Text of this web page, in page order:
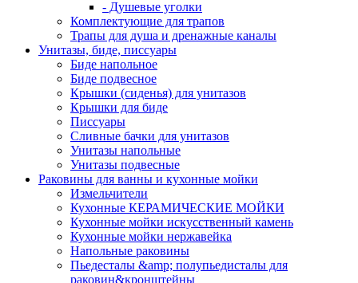
- Душевые уголки
Комплектующие для трапов
Трапы для душа и дренажные каналы
Унитазы, биде, писсуары
Биде напольное
Биде подвесное
Крышки (сиденья) для унитазов
Крышки для биде
Писсуары
Сливные бачки для унитазов
Унитазы напольные
Унитазы подвесные
Раковины для ванны и кухонные мойки
Измельчители
Кухонные КЕРАМИЧЕСКИЕ МОЙКИ
Кухонные мойки искусственный камень
Кухонные мойки нержавейка
Напольные раковины
Пьедесталы &amp; полупьедисталы для
раковин&кронштейны